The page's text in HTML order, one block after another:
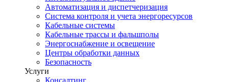
Автоматизация и диспетчеризация
Система контроля и учета энергоресурсов
Кабельные системы
Кабельные трассы и фальшполы
Энергоснабжение и освещение
Центры обработки данных
Безопасность
Услуги
Консалтинг